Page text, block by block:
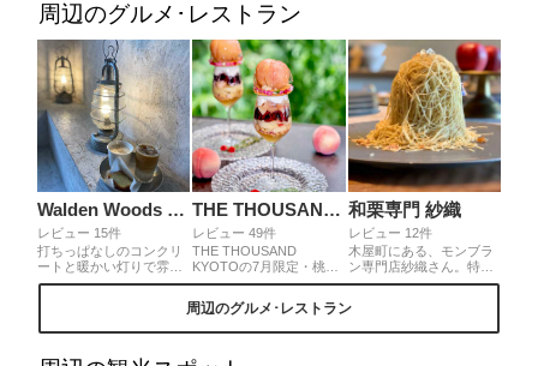
周辺のグルメ･レストラン
Walden Woods Kyoto
レビュー 15件
打ちっぱなしのコンクリ
ートと暖かい灯りで雰囲
気抜群のカフェ。店内は
優しい店員さんばかりで
せます。飲み物ももちろ
THE THOUSAND KYOTO TEA AND BAR
レビュー 49件
THE THOUSAND
KYOTOの7月限定・桃の
アートパルフェをいただ
きました🍑みずみずしい
桃をまるまる2個使用した
パルフェは大きな桃のタ
の層が美しくボリューム
和栗専門 紗織
レビュー 12件
木屋町にある、モンブラ
ン専門店紗織さん。特注
の機会でうにうにっと出
的。その細さ1ミリ！連
日、大人気のお店です
周辺のグルメ･レストラン